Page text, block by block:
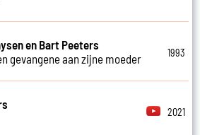
en Bart Peeters
gevangene aan zijne moeder
1993
2021